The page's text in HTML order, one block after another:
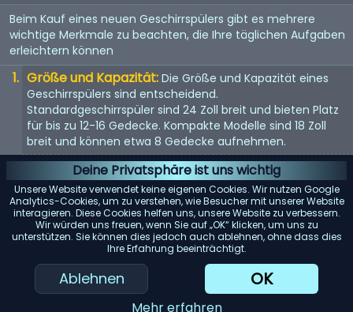
Deine Privatsphäre ist uns wichtig
Unsere Website verwendet keine eigenen Cookies. Wir nutzen Google
Analytics-Cookies, um zu verstehen, wie Besucher mit unserer Website
interagieren. Diese Cookies helfen uns, unsere Website zu verbessern.
Wir würden uns freuen, wenn Sie auf „OK“ klicken, um uns zu
unterstützen. Sie können dies jedoch auch ablehnen, ohne dass dies
Ihre Erfahrung beeinträchtigt.
Ablehnen OK
Mehr erfahren
Beim Kauf eines neuen Geschirrspülers gibt es mehrere
wichtige Merkmale zu beachten, die Ihre täglichen Aufgaben
erleichtern können
Größe und Kapazität: Die Größe und Kapazität eines
Geschirrspülers sind entscheidend.
Standardgeschirrspüler sind 24 Zoll breit und bieten Platz
für bis zu 12-16 Gedecke. Kompakte Modelle sind 18 Zoll
breit und können etwa 8 Gedecke aufnehmen.
Energieeffizienz: Achten Sie auf Geschirrspüler mit einer
Energy Star-Bewertung. Diese Modelle verbrauchen
weniger Wasser und Strom, was Ihnen langfristig Geld
spart.
Geräuschpegel: Geschirrspüler können laut sein. Wenn
Lärm ein Problem darstellt, suchen Sie nach Modellen mit
einem Dezibelwert von 45 oder darunter.
Reinigungsleistung:
Achten Sie auf Geschirrspüler mit